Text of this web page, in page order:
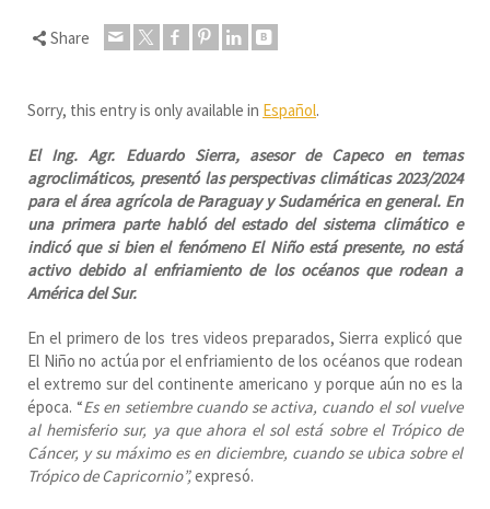
Share
Sorry, this entry is only available in Español.
El Ing. Agr. Eduardo Sierra, asesor de Capeco en temas
agroclimáticos, presentó las perspectivas climáticas 2023/2024
para el área agrícola de Paraguay y Sudamérica en general. En
una primera parte habló del estado del sistema climático e
indicó que si bien el fenómeno El Niño está presente, no está
activo debido al enfriamiento de los océanos que rodean a
América del Sur.
En el primero de los tres videos preparados, Sierra explicó que
El Niño no actúa por el enfriamiento de los océanos que rodean
el extremo sur del continente americano y porque aún no es la
época. “Es en setiembre cuando se activa, cuando el sol vuelve
al hemisferio sur, ya que ahora el sol está sobre el Trópico de
Cáncer, y su máximo es en diciembre, cuando se ubica sobre el
Trópico de Capricornio”,expresó.